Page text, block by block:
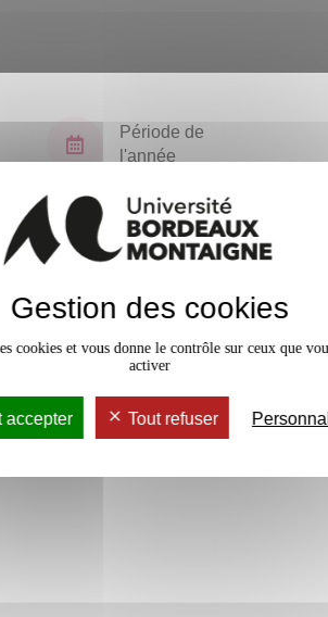
Période de
l'année
Gestion des cookies
cookies et vous donne le contrôle sur ceux que
activer
accepter Tout refuser